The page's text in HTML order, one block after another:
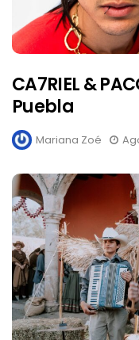
CA7RIEL &
Puebla
Mariana Zoé